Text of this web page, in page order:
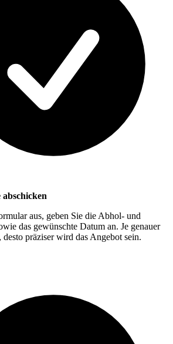
aus, geben Sie die Abhol- und
das gewünschte Datum an. Je genauer
präziser wird das Angebot sein.